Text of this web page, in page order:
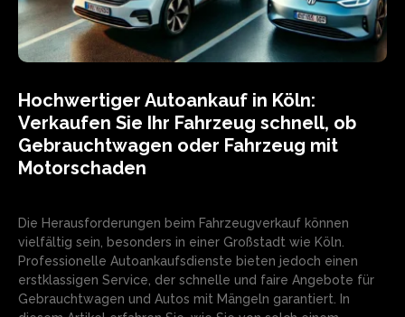
Hochwertiger Autoankauf in Köln:
Verkaufen Sie Ihr Fahrzeug schnell, ob
Gebrauchtwagen oder Fahrzeug mit
Motorschaden
Die Herausforderungen beim Fahrzeugverkauf können
vielfältig sein, besonders in einer Großstadt wie Köln.
Professionelle Autoankaufsdienste bieten jedoch einen
erstklassigen Service, der schnelle und faire Angebote für
Gebrauchtwagen und Autos mit Mängeln garantiert. In